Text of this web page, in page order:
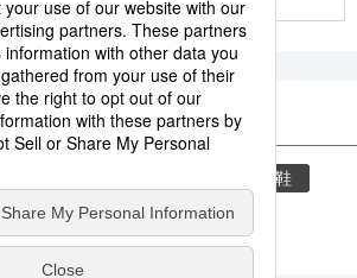
脫鞋
觀光旅遊 中國 品牌